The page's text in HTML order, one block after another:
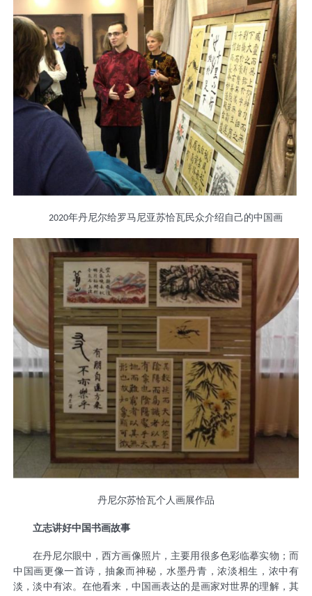
2020年丹尼尔给罗马尼亚苏恰瓦民众介绍自己的中国画
丹尼尔苏恰瓦个人画展作品
立志讲好中国书画故事
在丹尼尔眼中，西方画像照片，主要用很多色彩临摹实物；而
中国画更像一首诗，抽象而神秘，水墨丹青，浓淡相生，浓中有
淡，淡中有浓。在他看来，中国画表达的是画家对世界的理解，其